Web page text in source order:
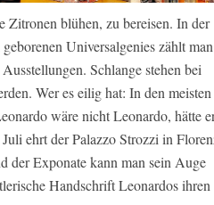
Zitronen blühen, zu bereisen. In der
Universalgenies zählt man
Schlange stehen bei
Wer es eilig hat: In den meisten
wäre nicht Leonardo, hätte
ehrt der Palazzo Strozzi in
der Exponate kann man sein Auge
Handschrift Leonardos ihren